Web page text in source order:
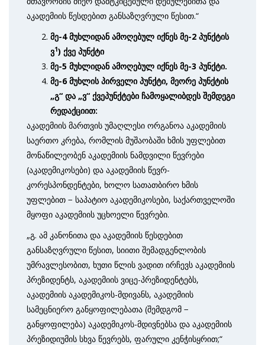
აკადემიის წესდებით განსაზღვრული წესით.“
მე-4 მუხლიდან ამოღებულ იქნეს მე-2 პუნქტის
ვ1) ქვე პუნქტი
მე-5 მუხლიდან ამოღებულ იქნეს მე-3 პუნქტი.
მე-6 მუხლის პირველი პუნქტი, მეორე პუნქტის
„გ“ და „ვ“ ქვეპუნქტები ჩამოყალიბდეს შემდეგი
რედაქციით:
აკადემიის მართვის უმაღლესი ორგანოა აკადემიის
საერთო კრება, რომლის მუშაობაში ხმის უფლებით
მონაწილეობენ აკადემიის ნამდვილი წევრები
(აკადემიკოსები) და აკადემიის წევრ-
კორესპონდენტები, ხოლო სათათბირო ხმის
უფლებით − საპატიო აკადემიკოსები, საქართველოში
მყოფი აკადემიის უცხოელი წევრები.
„გ. ამ კანონითა და აკადემიის წესდებით
განსაზღვრული წესით, სიითი შემადგენლობის
უმრავლესობით, ხუთი წლის ვადით ირჩევს აკადემიის
პრეზიდენტს, აკადემიის ვიცე-პრეზიდენტებს,
აკადემიის აკადემიკოს-მდივანს, აკადემიის
სამეცნიერო განყოფილებათა (შემდგომ −
განყოფილება) აკადემიკოს-მდივნებსა და აკადემიის
პრეზიდიუმის სხვა წევრებს, ფარული კენჭისყრით;“